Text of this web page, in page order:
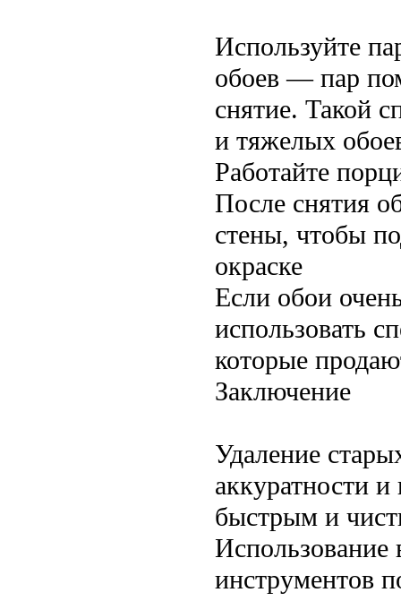
Используйте
обоев — пар
снятие. Такой
и тяжелых
Работайте
После снятия
стены, чтобы
окраске
Если обои
использовать
которые
Заключение
Удаление
аккуратности
быстрым и
Использование
инструментов